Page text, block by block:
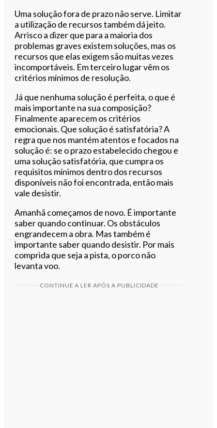
Uma solução fora de prazo não serve. Limitar
a utilização de recursos também dá jeito.
Arrisco a dizer que para a maioria dos
problemas graves existem soluções, mas os
recursos que elas exigem são muitas vezes
incomportáveis. Em terceiro lugar vêm os
critérios mínimos de resolução.
Já que nenhuma solução é perfeita, o que é
mais importante na sua composição?
Finalmente aparecem os critérios
emocionais. Que solução é satisfatória? A
regra que nos mantém atentos e focados na
solução é: se o prazo estabelecido chegou e
uma solução satisfatória, que cumpra os
requisitos mínimos dentro dos recursos
disponíveis não foi encontrada, então mais
vale desistir.
Amanhã começamos de novo. É importante
saber quando continuar. Os obstáculos
engrandecem a obra. Mas também é
importante saber quando desistir. Por mais
comprida que seja a pista, o porco não
levanta voo.
CONTINUE A LER APÓS A PUBLICIDADE